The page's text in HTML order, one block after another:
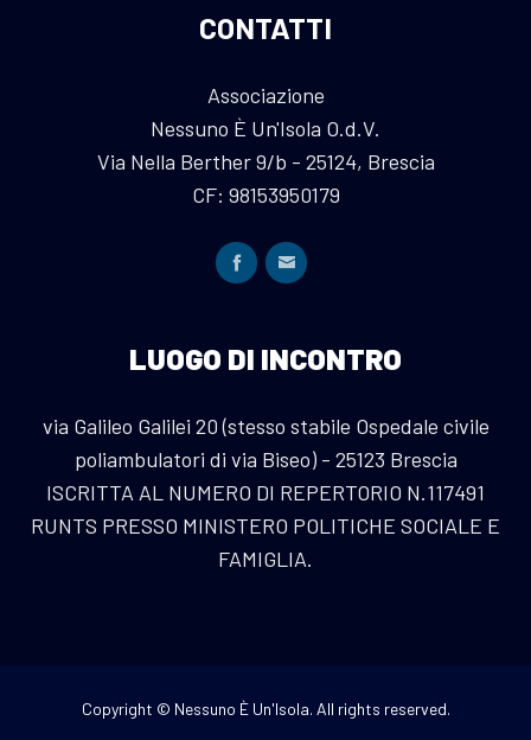
CONTATTI
Associazione
Nessuno È Un'Isola O.d.V.
Via Nella Berther 9/b - 25124, Brescia
CF: 98153950179
LUOGO DI INCONTRO
via Galileo Galilei 20 (stesso stabile Ospedale civile
poliambulatori di via Biseo) - 25123 Brescia
ISCRITTA AL NUMERO DI REPERTORIO N.117491
RUNTS PRESSO MINISTERO POLITICHE SOCIALE E
FAMIGLIA.
Copyright © Nessuno È Un'Isola. All rights reserved.